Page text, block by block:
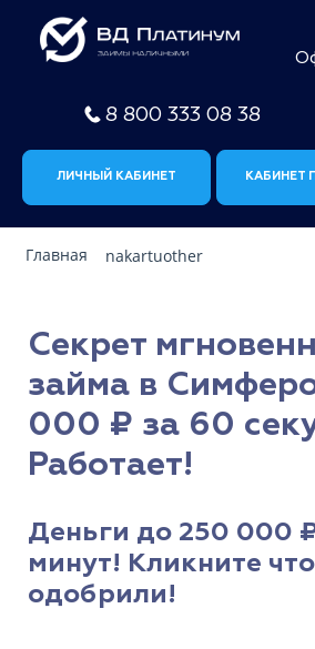
8 800 333 08 38
ЛИЧНЫЙ КАБИНЕТ КАБИНЕТ
Главная nakartuother
Секрет
займа в
000 ₽ за 60
Работает!
Деньги до 250 000 ₽
минут! Кликните
одобрили!